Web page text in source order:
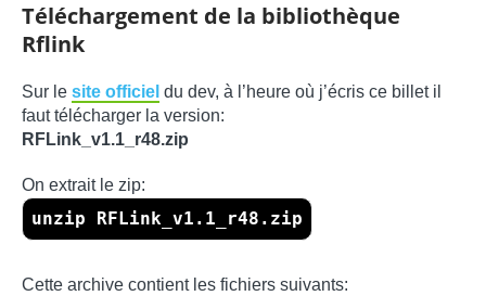
Téléchargement de la bibliothèque
Rflink
Sur le site officiel du dev, à l’heure où j’écris ce billet il
faut télécharger la version:
RFLink_v1.1_r48.zip
On extrait le zip:
unzip RFLink_v1.1_r48.zip
Cette archive contient les fichiers suivants: